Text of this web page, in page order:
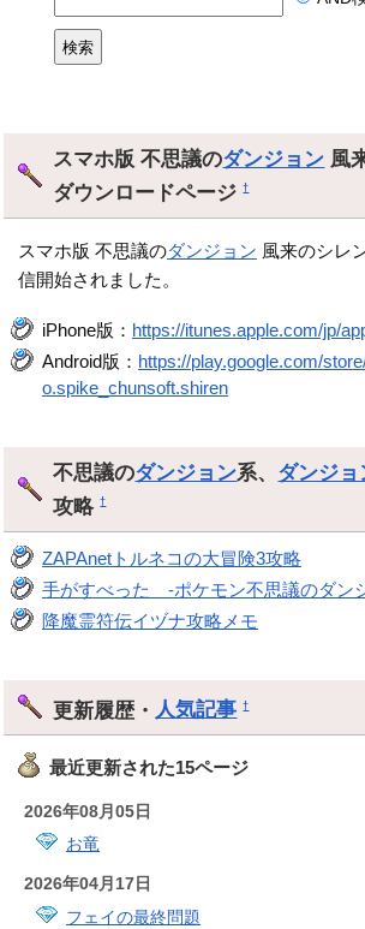
スマホ版 不思議のダンジョン 風
ダウンロードページ†
スマホ版 不思議のダンジョン 風来のシレ
信開始されました。
iPhone版： https://itunes.apple.com/jp/
Android版： https://play.google.com/
o.spike_chunsoft.shiren
不思議のダンジョン系、 ダンジョ
攻略†
ZAPAnetトルネコの大冒険3攻略
手がすべった -ポケモン不思議のダン
降魔霊符伝イヅナ攻略メモ
更新履歴・ 人気記事 †
最近更新された15ページ
2026年08月05日
お竜
2026年04月17日
フェイの最終問題